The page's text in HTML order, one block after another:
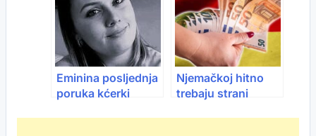
Zmajevima, danas
svi traže s njim!
meteoalarm
Eminina posljednja
poruka kćerki
Njemačkoj hitno
trebaju strani